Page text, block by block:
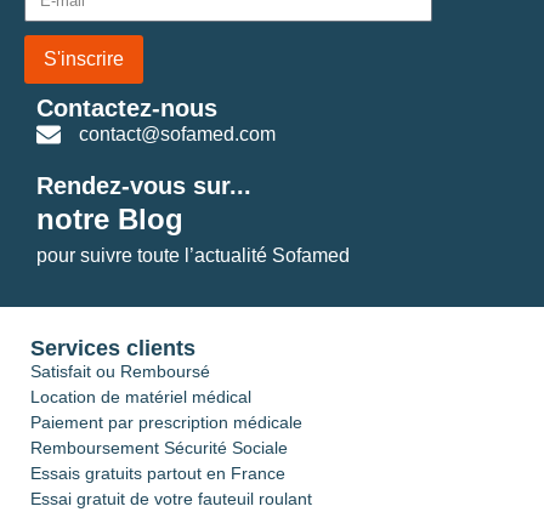
S'inscrire
Contactez-nous
contact@sofamed.com
Rendez-vous sur...
notre Blog
pour suivre toute l’actualité Sofamed
Services clients
Satisfait ou Remboursé
Location de matériel médical
Paiement par prescription médicale
Remboursement Sécurité Sociale
Essais gratuits partout en France
Essai gratuit de votre fauteuil roulant